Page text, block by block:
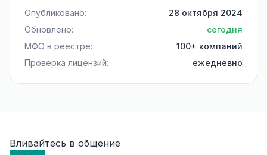
Опубликовано:
28 октября 2024
Обновлено:
сегодня
МФО в реестре:
100+ компаний
Проверка лицензий:
ежедневно
Вливайтесь в общение